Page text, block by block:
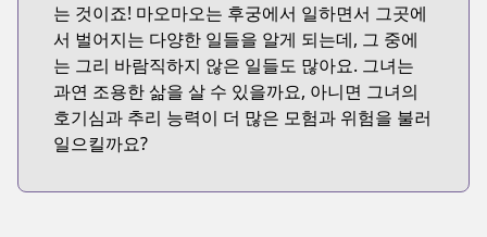
는 것이죠! 마오마오는 후궁에서 일하면서 그곳에
서 벌어지는 다양한 일들을 알게 되는데, 그 중에
는 그리 바람직하지 않은 일들도 많아요. 그녀는
과연 조용한 삶을 살 수 있을까요, 아니면 그녀의
호기심과 추리 능력이 더 많은 모험과 위험을 불러
일으킬까요?